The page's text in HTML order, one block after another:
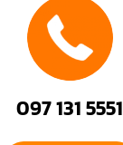
097 131 5551